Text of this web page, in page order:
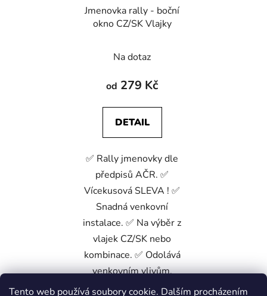
Tento web používá soubory cookie. Dalším procházením
Jmenovka rally - boční
okno CZ/SK Vlajky
Na dotaz
od 279 Kč
DETAIL
✅ Rally jmenovky dle
předpisů AČR. ✅
Vícekusová SLEVA ! ✅
Snadná venkovní
instalace. ✅ Na výběr z
vlajek CZ/SK nebo
kombinace. ✅ Odolává
venkovním vlivům.